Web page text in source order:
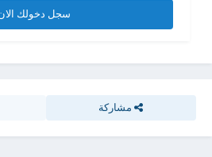
سجل دخولك الان
مشاركة